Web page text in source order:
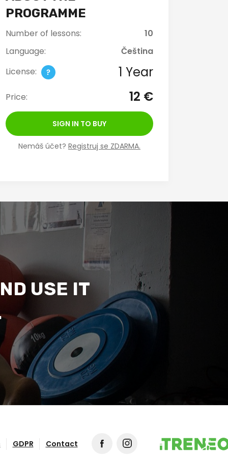
PROGRAMME
Number of lessons:
10
Language:
Čeština
License:
1 Year
Price: 12 €
SIGN IN TO BUY
Nemáš účet? Registruj se ZDARMA.
USE IT
GDPR Contact